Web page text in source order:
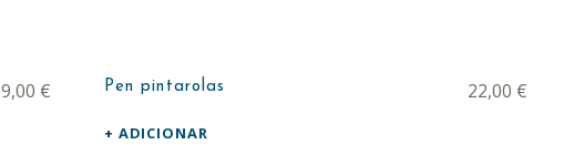
9,00 € Pen pintarolas 22,00 €
ADICIONAR